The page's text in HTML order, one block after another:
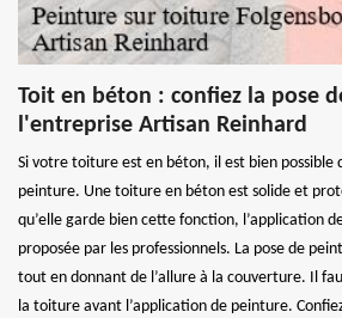
Toit en béton : confiez la pose
l'entreprise Artisan Reinhard
Si votre toiture est en béton, il est bien possible
peinture. Une toiture en béton est solide et
qu’elle garde bien cette fonction, l’application
proposée par les professionnels. La pose de
tout en donnant de l’allure à la couverture. Il
la toiture avant l’application de peinture.